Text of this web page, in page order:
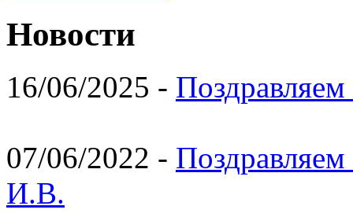
Новости
16/06/2025 -
07/06/2022 -
И.В.